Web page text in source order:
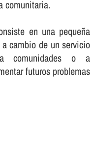
comunitaria.
en una pequeña
cambio de un servicio
comunidades o a
futuros problemas